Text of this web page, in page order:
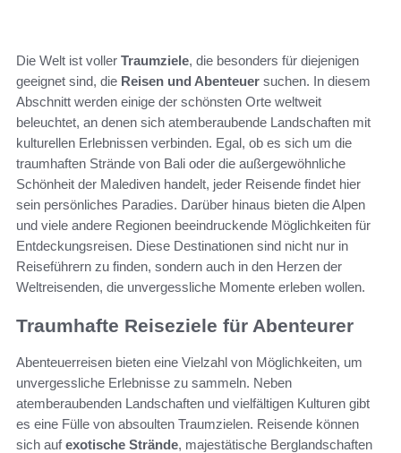
Die Welt ist voller Traumziele, die besonders für diejenigen
geeignet sind, die Reisen und Abenteuer suchen. In diesem
Abschnitt werden einige der schönsten Orte weltweit
beleuchtet, an denen sich atemberaubende Landschaften mit
kulturellen Erlebnissen verbinden. Egal, ob es sich um die
traumhaften Strände von Bali oder die außergewöhnliche
Schönheit der Malediven handelt, jeder Reisende findet hier
sein persönliches Paradies. Darüber hinaus bieten die Alpen
und viele andere Regionen beeindruckende Möglichkeiten für
Entdeckungsreisen. Diese Destinationen sind nicht nur in
Reiseführern zu finden, sondern auch in den Herzen der
Weltreisenden, die unvergessliche Momente erleben wollen.
Traumhafte Reiseziele für Abenteurer
Abenteuerreisen bieten eine Vielzahl von Möglichkeiten, um
unvergessliche Erlebnisse zu sammeln. Neben
atemberaubenden Landschaften und vielfältigen Kulturen gibt
es eine Fülle von absoulten Traumzielen. Reisende können
sich aufexotische Strände, majestätische Berglandschaften